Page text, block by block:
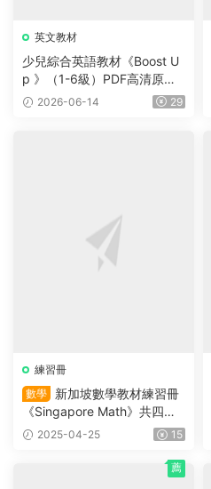
英文教材
少兒綜合英語教材《Boost U
p 》（1-6級）PDF高清原版
教材，學生書+課本答案試題
2026-06-14 29
練習冊
數學
新加坡數學教材練習冊
《Singapore Math》共四冊
（L1-L4）适合小學2~5年級
2025-04-25 15
薦